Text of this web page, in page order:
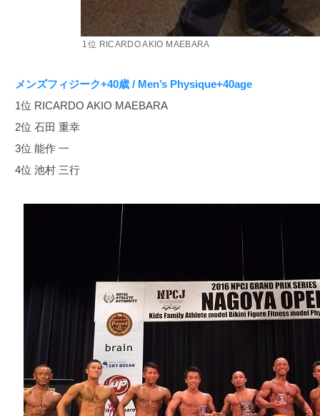
1位 RICARDO AKIO MAEBARA
メンズフィジーク+40歳 / Men’s Physique+40age
1位 RICARDO AKIO MAEBARA
2位 石田 重幸
3位 能作 一
4位 池村 三行